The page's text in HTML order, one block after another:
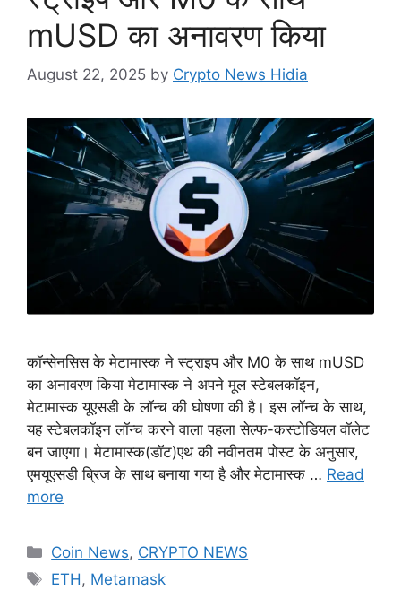
mUSD का अनावरण किया
August 22, 2025 by Crypto News Hidia
कॉन्सेनसिस के मेटामास्क ने स्ट्राइप और M0 के साथ mUSD
का अनावरण किया मेटामास्क ने अपने मूल स्टेबलकॉइन,
मेटामास्क यूएसडी के लॉन्च की घोषणा की है। इस लॉन्च के साथ,
यह स्टेबलकॉइन लॉन्च करने वाला पहला सेल्फ-कस्टोडियल वॉलेट
बन जाएगा। मेटामास्क(डॉट)एथ की नवीनतम पोस्ट के अनुसार,
एमयूएसडी ब्रिज के साथ बनाया गया है और मेटामास्क … Read
more
Categories
Coin News, CRYPTO NEWS
Tags
ETH, Metamask